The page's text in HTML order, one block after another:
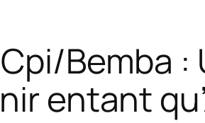
Bemba :
entant